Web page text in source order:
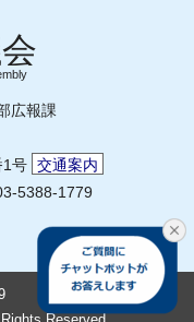
広報課
1号 交通案内
5388-1779
Reserved.